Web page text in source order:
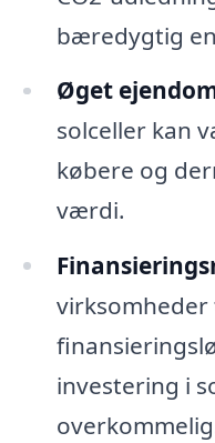
bæredygtig
Øget
solceller kan
købere og
værdi.
investering i